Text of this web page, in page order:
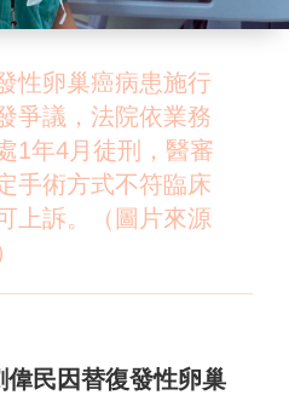
性卵巢癌病患施行
爭議，法院依業務
1年4月徒刑，醫審
手術方式不符臨床
上訴。（圖片來源
民因替復發性卵巢